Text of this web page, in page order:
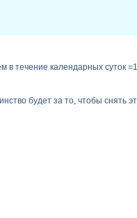
в течение календарных суток
будет за то, чтобы снять